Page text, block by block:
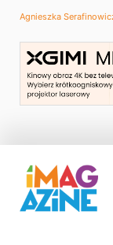
Agnieszka